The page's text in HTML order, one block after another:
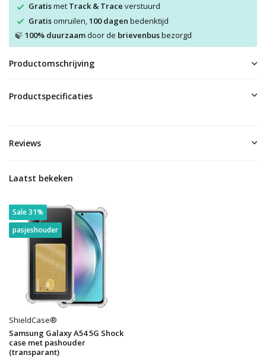
Gratismet Track & Trace verstuurd
Gratisomruilen, 100 dagen bedenktijd
🍃 100% duurzaamdoor de brievenbusbezorgd
Productomschrijving
Productspecificaties
Reviews
Laatst bekeken
Sale 31%
pasjeshouder
ShieldCase®
Samsung Galaxy A54 5G Shock
case met pashouder
(transparant)